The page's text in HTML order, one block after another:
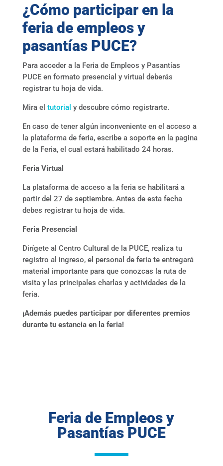
¿Cómo participar en la
feria de empleos y
pasantías PUCE?
Para acceder a la Feria de Empleos y Pasantías
PUCE en formato presencial y virtual deberás
registrar tu hoja de vida.
Mira el tutorial y descubre cómo registrarte.
En caso de tener algún inconveniente en el acceso a
la plataforma de feria, escribe a soporte en la pagina
de la Feria, el cual estará habilitado 24 horas.
Feria Virtual
La plataforma de acceso a la feria se habilitará a
partir del 27 de septiembre. Antes de esta fecha
debes registrar tu hoja de vida.
Feria Presencial
Dirígete al Centro Cultural de la PUCE, realiza tu
registro al ingreso, el personal de feria te entregará
material importante para que conozcas la ruta de
visita y las principales charlas y actividades de la
feria.
¡Además puedes participar por diferentes premios
durante tu estancia en la feria!
Feria de Empleos y
Pasantías PUCE